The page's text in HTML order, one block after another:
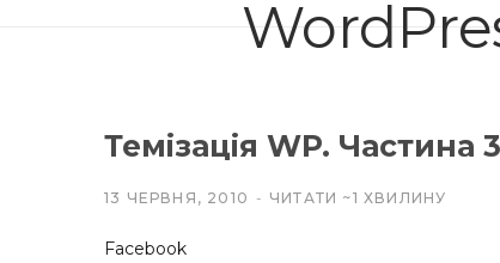
Темізація WP. Частина 3
13 ЧЕРВНЯ, 2010 ЧИТАТИ ~1 ХВИЛИНУ
Facebook